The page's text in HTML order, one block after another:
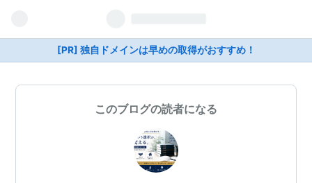
[PR] 独自ドメインは早めの取得がおすすめ！
このブログの読者になる